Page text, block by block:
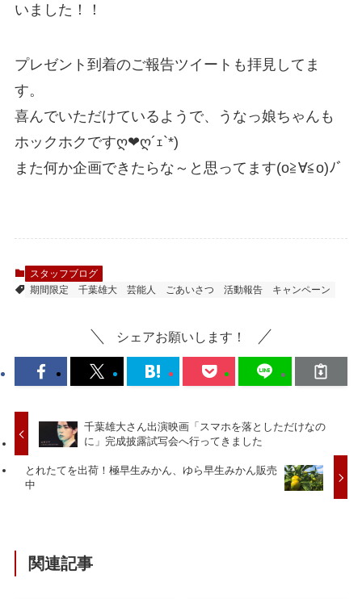
いました！！
プレゼント到着のご報告ツイートも拝見してま
す。
喜んでいただけているようで、うなっ娘ちゃんも
ホックホクですღ❤ღ´ｪ`*)
また何か企画できたらな～と思ってます(o≧∀≦o)ﾉﾞ
スタッフブログ
期間限定
千葉雄大 芸能人 ごあいさつ 活動報告 キャンペーン
シェアお願いします！
千葉雄大さん出演映画「スマホを落としただけなの
に」完成披露試写会へ行ってきました
とれたてを出荷！極早生みかん、ゆら早生みかん販売
中
関連記事